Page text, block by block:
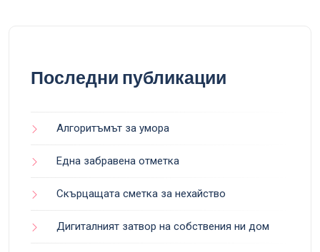
Последни публикации
Алгоритъмът за умора
Една забравена отметка
Скърцащата сметка за нехайство
Дигиталният затвор на собствения ни дом